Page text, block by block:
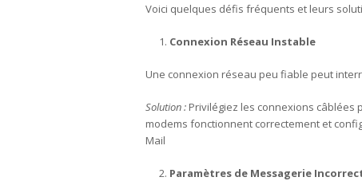
Voici quelques défis fréquents et leurs
Connexion Réseau Instable
Une connexion réseau peu fiable peut
Solution : Privilégiez les connexions
modems fonctionnent correctement et
Mail
Paramètres de Messagerie